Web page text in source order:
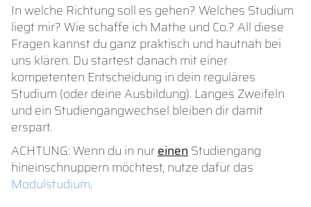
In welche Richtung soll es gehen? Welches Studium
liegt mir? Wie schaffe ich Mathe und Co.? All diese
Fragen kannst du ganz praktisch und hautnah bei
uns klären. Du startest danach mit einer
kompetenten Entscheidung in dein reguläres
Studium (oder deine Ausbildung). Langes Zweifeln
und ein Studiengangwechsel bleiben dir damit
erspart.
ACHTUNG: Wenn du in nureinenStudiengang
hineinschnuppern möchtest, nutze dafür das
Modulstudium.